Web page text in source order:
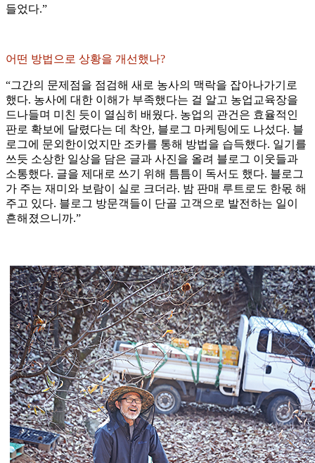
들었다.”
어떤 방법으로 상황을 개선했나?
“그간의 문제점을 점검해 새로 농사의 맥락을 잡아나가기로
했다. 농사에 대한 이해가 부족했다는 걸 알고 농업교육장을
드나들며 미친 듯이 열심히 배웠다. 농업의 관건은 효율적인
판로 확보에 달렸다는 데 착안, 블로그 마케팅에도 나섰다. 블
로그에 문외한이었지만 조카를 통해 방법을 습득했다. 일기를
쓰듯 소상한 일상을 담은 글과 사진을 올려 블로그 이웃들과
소통했다. 글을 제대로 쓰기 위해 틈틈이 독서도 했다. 블로그
가 주는 재미와 보람이 실로 크더라. 밤 판매 루트로도 한몫 해
주고 있다. 블로그 방문객들이 단골 고객으로 발전하는 일이
흔해졌으니까.”